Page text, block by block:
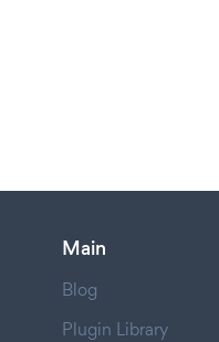
Main
Blog
Plugin Library